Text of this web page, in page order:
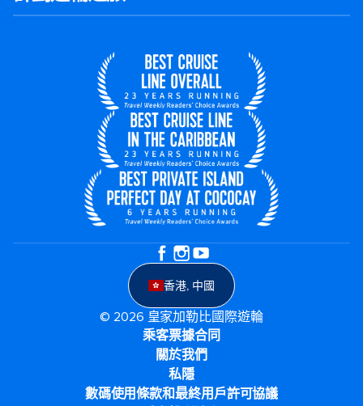
香港, 中國
© 2026 皇家加勒比國際遊輪
乘客票據合同
關於我們
私隱
數碼使用條款和最終用戶許可協議